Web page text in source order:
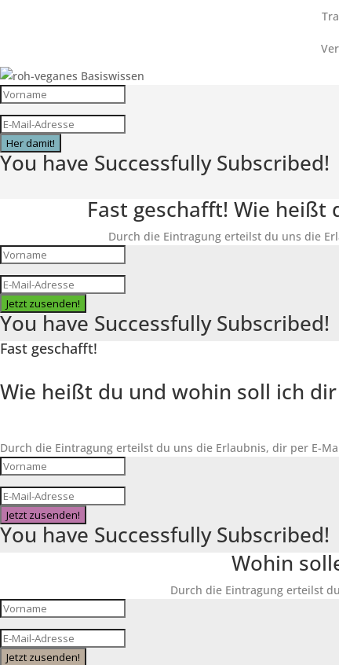
Her damit!
You have Successfully Subscribed!
Fast geschafft! Wie heißt
Durch die Eintragung erteilst du uns die
Jetzt zusenden!
You have Successfully Subscribed!
Fast geschafft!
Wie heißt du und wohin soll ich
Durch die Eintragung erteilst du uns die Erlaubnis, dir per E-
Jetzt zusenden!
You have Successfully Subscribed!
Wohin
Durch die Eintragung erteilst
Jetzt zusenden!